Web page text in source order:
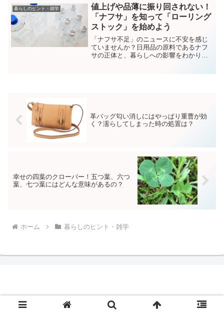
うに使い続けるのももったいない。請求
書を見ては「春からの暮...
暮らしのヒント・雑学
値上げや品薄に振り回されない！
「ナフサ」を知って「ローリング
ストック」を始めよう
「ナフサ不足」のニュースに不安を感じ
ていませんか？日用品の原料であるナフ
サの正体と、暮らしへの影響をわかりや
革バッグ匂い消しにはやっぱり重曹が効
く？濡らしてしまった時の処置は？
幸せの四葉のクローバー！五つ葉、六つ
葉、七つ葉にはどんな意味があるの？
ホーム 暮らしのヒント・雑学
© 2018 一日を愉しむ.